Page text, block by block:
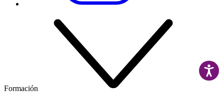
Formación